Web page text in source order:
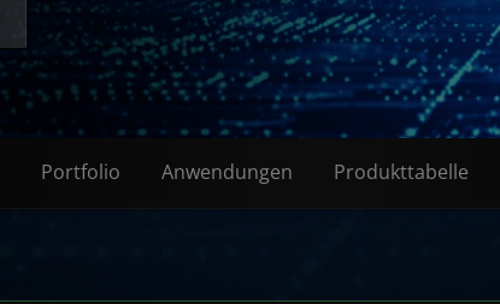
Portfolio Anwendungen Produkttabelle